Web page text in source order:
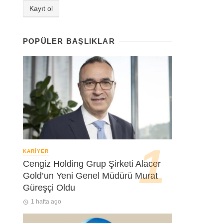
POPÜLER BAŞLIKLAR
KARIYER
Cengiz Holding Grup Şirketi Alacer
Gold’un Yeni Genel Müdürü Murat
Güreşçi Oldu
1 hafta ago